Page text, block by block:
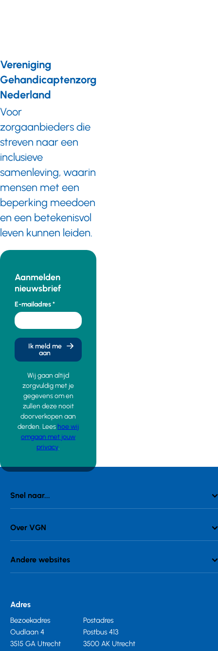
Vereniging
Gehandicaptenzorg
Nederland
Voor
zorgaanbieders die
streven naar een
inclusieve
samenleving, waarin
mensen met een
beperking meedoen
en een betekenisvol
leven kunnen leiden.
Aanmelden
nieuwsbrief
E-mailadres
Ik meld me
aan
Wij gaan altijd
zorgvuldig met je
gegevens om en
zullen deze nooit
doorverkopen aan
derden. Lees hoe wij
omgaan met jouw
privacy.
Snel naar...
Over VGN
Andere websites
Adres
Bezoekadres
Oudlaan 4
3515 GA Utrecht
Postadres
Postbus 413
3500 AK Utrecht